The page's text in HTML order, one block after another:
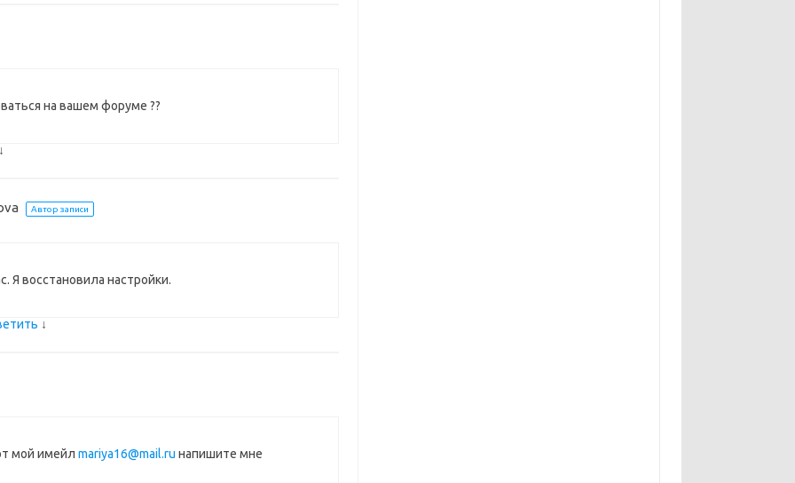
на вашем форуме ??
↓
Автор записи
Я восстановила настройки.
↓
мой имейл mariya16@mail.ru напишите мне